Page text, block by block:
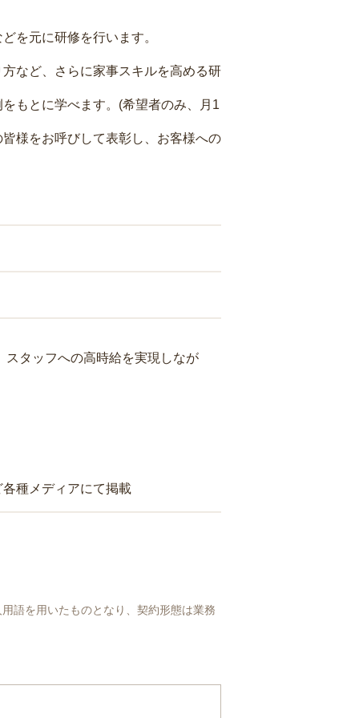
を元に研修を行います。
など、さらに家事スキルを高める研
もとに学べます。(希望者のみ、月1
様をお呼びして表彰し、お客様への
タッフへの高時給を実現しなが
種メディアにて掲載
語を用いたものとなり、契約形態は業務